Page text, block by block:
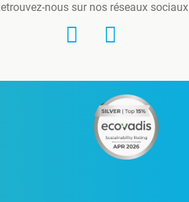
nous sur nos réseaux sociaux